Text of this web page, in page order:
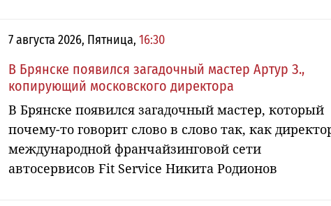
7 августа 2026, Пятница, 16:30
В Брянске появился загадочный мастер Артур З.,
копирующий московского директора
В Брянске появился загадочный мастер, который
почему-то говорит слово в слово так, как
международной франчайзинговой сети
автосервисов Fit Service Никита Родионов